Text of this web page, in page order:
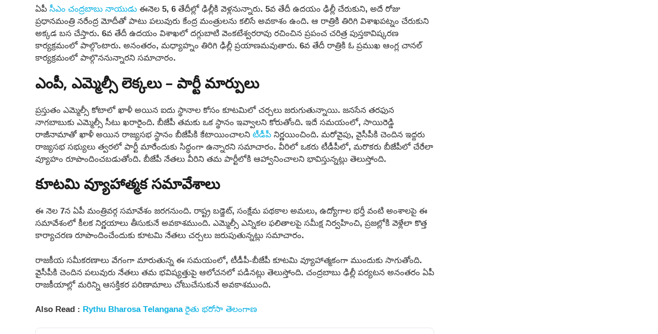
ఏపీసీఎం చంద్రబాబు నాయుడుఈనెల 5, 6 తేదీల్లో ఢిల్లీకి వెళ్లనున్నారు. 5వ తేదీ ఉదయం ఢిల్లీ చేరుకుని, అదే రోజు
ప్రధానమంత్రి నరేంద్ర మోదీతో పాటు పలువురు కేంద్ర మంత్రులను కలిసే అవకాశం ఉంది. ఆ రాత్రికి తిరిగి విశాఖపట్నం చేరుకుని
అక్కడ బస చేస్తారు. 6వ తేదీ ఉదయం విశాఖలో దగ్గుబాటి వెంకటేశ్వరరావు రచించిన ప్రపంచ చరిత్ర పుస్తకావిష్కరణ
కార్యక్రమంలో పాల్గొంటారు. అనంతరం, మధ్యాహ్నం తిరిగి ఢిల్లీ ప్రయాణమవుతారు. 6వ తేదీ రాత్రికి ఓ ప్రముఖ ఆంగ్ల చానల్
కార్యక్రమంలో పాల్గొననున్నారని సమాచారం.
ఎంపీ, ఎమ్మెల్సీ లెక్కలు – పార్టీ మార్పులు
ప్రస్తుతం ఎమ్మెల్సీ కోటాలో ఖాళీ అయిన ఐదు స్థానాల కోసం కూటమిలో చర్చలు జరుగుతున్నాయి. జనసేన తరఫున
నాగబాబుకు ఎమ్మెల్సీ సీటు ఖరారైంది. బీజేపీ తమకు ఒక స్థానం ఇవ్వాలని కోరుతోంది. ఇదే సమయంలో, సాయిరెడ్డి
రాజీనామాతో ఖాళీ అయిన రాజ్యసభ స్థానం బీజేపీకి కేటాయించాలనిటీడీపీనిర్ణయించింది. మరోవైపు, వైసీపీకి చెందిన ఇద్దరు
రాజ్యసభ సభ్యులు త్వరలో పార్టీ మారేందుకు సిద్ధంగా ఉన్నారని సమాచారం. వీరిలో ఒకరు టీడీపీలో, మరొకరు బీజేపీలో చేరేలా
వ్యూహం రూపొందించబడుతోంది. బీజేపీ నేతలు వీరిని తమ పార్టీలోకి ఆహ్వానించాలని భావిస్తున్నట్లు తెలుస్తోంది.
కూటమి వ్యూహాత్మక సమావేశాలు
ఈ నెల 7న ఏపీ మంత్రివర్గ సమావేశం జరగనుంది. రాష్ట్ర బడ్జెట్, సంక్షేమ పథకాల అమలు, ఉద్యోగాల భర్తీ వంటి అంశాలపై ఈ
సమావేశంలో కీలక నిర్ణయాలు తీసుకునే అవకాశముంది. ఎమ్మెల్సీ ఎన్నికల ఫలితాలపై సమీక్ష నిర్వహించి, ప్రజల్లోకి వెళ్లేలా కొత్త
కార్యాచరణ రూపొందించేందుకు కూటమి నేతలు చర్చలు జరుపుతున్నట్లు సమాచారం.
రాజకీయ సమీకరణాలు వేగంగా మారుతున్న ఈ సమయంలో, టీడీపీ-బీజేపీ కూటమి వ్యూహాత్మకంగా ముందుకు సాగుతోంది.
వైసీపీకి చెందిన పలువురు నేతలు తమ భవిష్యత్తుపై ఆలోచనలో పడినట్లు తెలుస్తోంది. చంద్రబాబు ఢిల్లీ పర్యటన అనంతరం ఏపీ
రాజకీయాల్లో మరిన్ని ఆసక్తికర పరిణామాలు చోటుచేసుకునే అవకాశముంది.
Also Read : Rythu Bharosa Telangana రైతు భరోసా తెలంగాణ